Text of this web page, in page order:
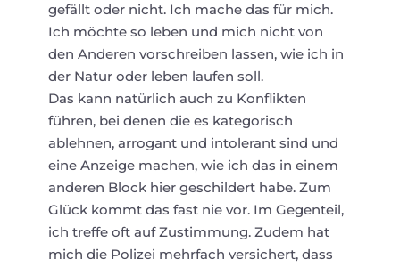
gefällt oder nicht. Ich mache das für mich.
Ich möchte so leben und mich nicht von
den Anderen vorschreiben lassen, wie ich in
der Natur oder leben laufen soll.
Das kann natürlich auch zu Konflikten
führen, bei denen die es kategorisch
ablehnen, arrogant und intolerant sind und
eine Anzeige machen, wie ich das in einem
anderen Block hier geschildert habe. Zum
Glück kommt das fast nie vor. Im Gegenteil,
ich treffe oft auf Zustimmung. Zudem hat
mich die Polizei mehrfach versichert, dass